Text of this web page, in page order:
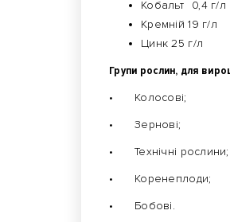
Кобальт
0,4 г/л
Кремній 19 г/л
Цинк 25 г/л
Групи рослин, для
•
Колосові;
•
Зернові;
•
Технічні рослини;
•
Коренеплоди;
•
Бобові.